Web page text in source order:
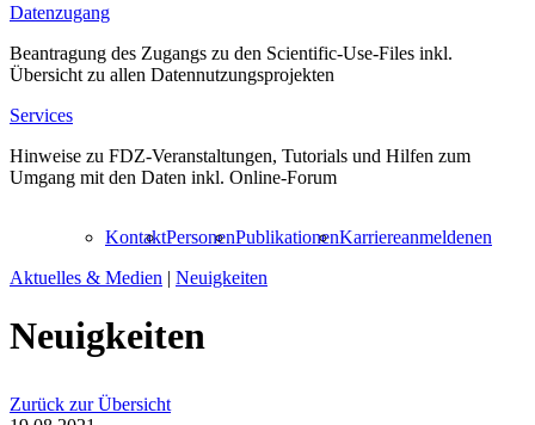
Datenzugang
Beantragung des Zugangs zu den Scientific-Use-Files inkl.
Übersicht zu allen Datennutzungsprojekten
Services
Hinweise zu FDZ-Veranstaltungen, Tutorials und Hilfen zum
Umgang mit den Daten inkl. Online-Forum
KontaktPersonenPublikationenKarriereanmeldenen
Aktuelles & Medien | Neuigkeiten
Neuigkeiten
Zurück zur Übersicht